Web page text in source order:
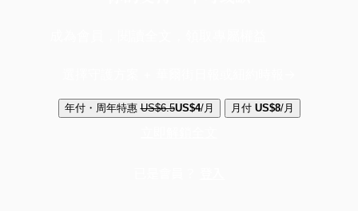
年付・周年特惠 US$6.5US$4/月 月付 US$8/月